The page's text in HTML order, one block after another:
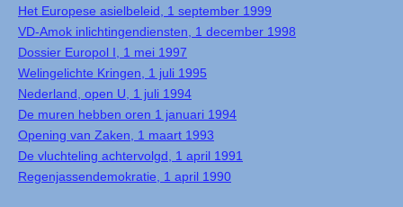
Het Europese asielbeleid, 1 september 1999
VD-Amok inlichtingendiensten, 1 december 1998
Dossier Europol I, 1 mei 1997
Welingelichte Kringen, 1 juli 1995
Nederland, open U, 1 juli 1994
De muren hebben oren 1 januari 1994
Opening van Zaken, 1 maart 1993
De vluchteling achtervolgd, 1 april 1991
Regenjassendemokratie, 1 april 1990